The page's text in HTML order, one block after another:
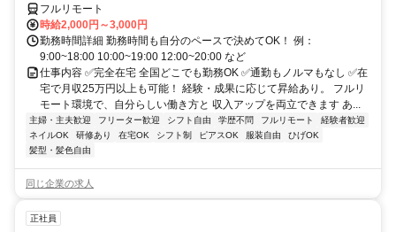
フルリモート
時給2,000円～3,000円
勤務時間詳細 勤務時間も自分のペースで決めてOK！ 例：
9:00~18:00 10:00~19:00 12:00~20:00 など
仕事内容 ✅完全在宅 全国どこでも勤務OK ✅通勤もノルマもなし ✅在
宅で月収25万円以上も可能！ 経験・成果に応じて昇給あり。 フルリ
モート環境で、自分らしい働き方と 収入アップを両立できます あ...
主婦・主夫歓迎 フリーター歓迎 シフト自由 学歴不問 フルリモート
経験者歓迎
ネイルOK
研修あり 在宅OK シフト制 ピアスOK 服装自由
ひげOK
髪型・髪色自由
同じ企業の求人
正社員